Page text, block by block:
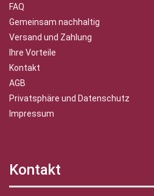
FAQ
Gemeinsam nachhaltig
Versand und Zahlung
Ihre Vorteile
Kontakt
AGB
Privatsphäre und Datenschutz
Impressum
Kontakt